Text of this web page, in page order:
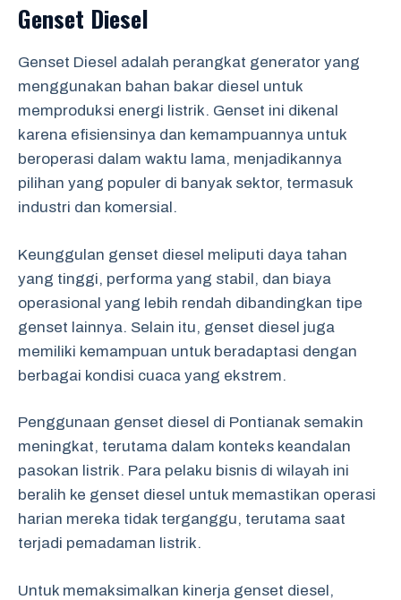
Genset Diesel
Genset Diesel adalah perangkat generator yang
menggunakan bahan bakar diesel untuk
memproduksi energi listrik. Genset ini dikenal
karena efisiensinya dan kemampuannya untuk
beroperasi dalam waktu lama, menjadikannya
pilihan yang populer di banyak sektor, termasuk
industri dan komersial.
Keunggulan genset diesel meliputi daya tahan
yang tinggi, performa yang stabil, dan biaya
operasional yang lebih rendah dibandingkan tipe
genset lainnya. Selain itu, genset diesel juga
memiliki kemampuan untuk beradaptasi dengan
berbagai kondisi cuaca yang ekstrem.
Penggunaan genset diesel di Pontianak semakin
meningkat, terutama dalam konteks keandalan
pasokan listrik. Para pelaku bisnis di wilayah ini
beralih ke genset diesel untuk memastikan operasi
harian mereka tidak terganggu, terutama saat
terjadi pemadaman listrik.
Untuk memaksimalkan kinerja genset diesel,